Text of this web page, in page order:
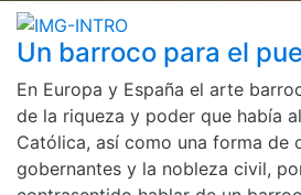
Un barroco para el
En Europa y España el arte
de la riqueza y poder que había
Católica, así como una forma de
gobernantes y la nobleza civil,